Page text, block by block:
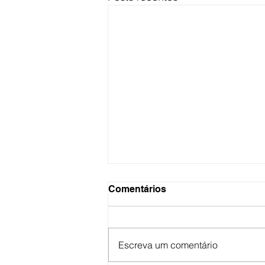
Comentários
Escreva um comentário